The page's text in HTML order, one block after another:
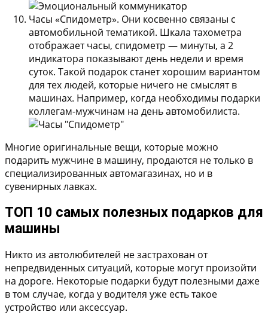
Часы «Спидометр». Они косвенно связаны с
автомобильной тематикой. Шкала тахометра
отображает часы, спидометр — минуты, а 2
индикатора показывают день недели и время
суток. Такой подарок станет хорошим вариантом
для тех людей, которые ничего не смыслят в
машинах. Например, когда необходимы подарки
коллегам-мужчинам на день автомобилиста.
Многие оригинальные вещи, которые можно
подарить мужчине в машину, продаются не только в
специализированных автомагазинах, но и в
сувенирных лавках.
ТОП 10 самых полезных подарков для
машины
Никто из автолюбителей не застрахован от
непредвиденных ситуаций, которые могут произойти
на дороге. Некоторые подарки будут полезными даже
в том случае, когда у водителя уже есть такое
устройство или аксессуар.